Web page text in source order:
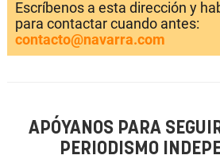
Escríbenos a esta dirección y
para contactar cuando antes:
contacto@navarra.com
APÓYANOS PARA
PERIODISMO